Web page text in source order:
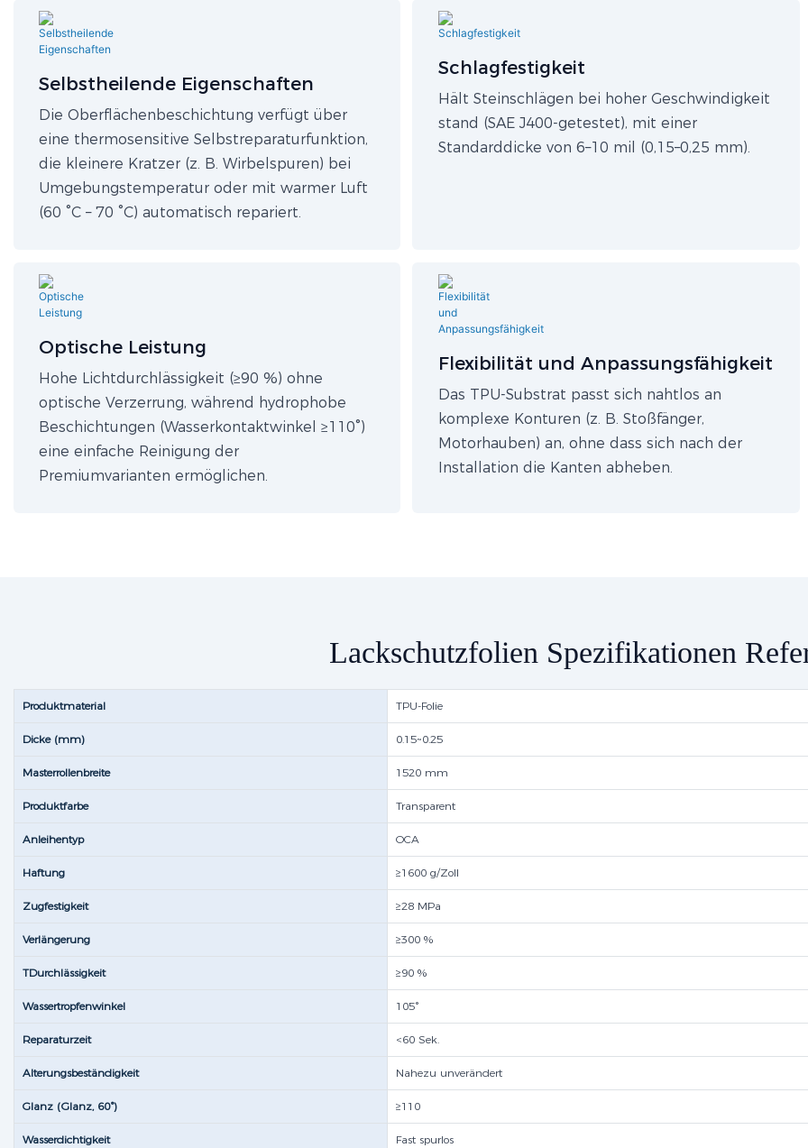
Selbstheilende Eigenschaften
Die Oberflächenbeschichtung verfügt über
eine thermosensitive Selbstreparaturfunktion,
die kleinere Kratzer (z. B. Wirbelspuren) bei
Umgebungstemperatur oder mit warmer Luft
(60 °C – 70 °C) automatisch repariert.
Schlagfestigkeit
Hält Steinschlägen bei hoher Geschwindigkeit
stand (SAE J400-getestet), mit einer
Standarddicke von 6–10 mil (0,15–0,25 mm).
Optische Leistung​
Hohe Lichtdurchlässigkeit (≥90 %) ohne
optische Verzerrung, während hydrophobe
Beschichtungen (Wasserkontaktwinkel ≥110°)
eine einfache Reinigung der
Premiumvarianten ermöglichen.
Flexibilität und Anpassungsfähigkeit
Das TPU-Substrat passt sich nahtlos an
komplexe Konturen (z. B. Stoßfänger,
Motorhauben) an, ohne dass sich nach der
Installation die Kanten abheben.
Lackschutzfolien Spezifikationen
Produktmaterial TPU-Folie
Dicke (mm) 0.15~0.25
Masterrollenbreite 1520 mm
Produktfarbe Transparent
Anleihentyp OCA
Haftung ≥1600 g/Zoll
Zugfestigkeit ≥28 MPa
Verlängerung ≥300 %
TDurchlässigkeit ≥90 %
Wassertropfenwinkel 105°
Reparaturzeit <60 Sek.
Alterungsbeständigkeit Nahezu unverändert
Glanz (Glanz, 60°) ≥110
Wasserdichtigkeit Fast spurlos